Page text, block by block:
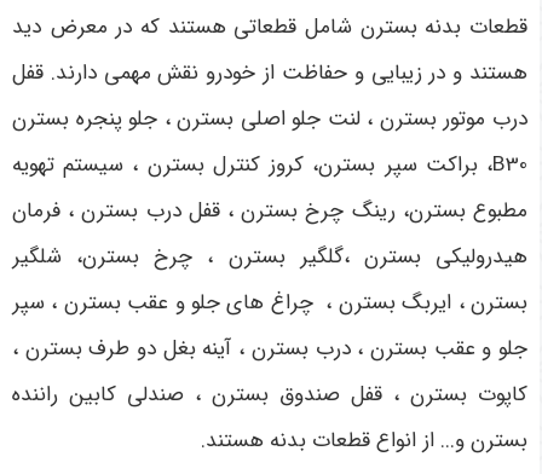
قطعات بدنه بسترن شامل قطعاتی هستند که در معرض دید
هستند و در زیبایی و حفاظت از خودرو نقش مهمی دارند. قفل
درب موتور بسترن ، لنت جلو اصلی بسترن ، جلو پنجره بسترن
B30، براکت سپر بسترن، کروز کنترل بسترن ، سیستم تهویه
مطبوع بسترن، رینگ چرخ بسترن ، قفل درب بسترن ، فرمان
هیدرولیکی بسترن ،گلگیر بسترن ، چرخ بسترن، شلگیر
بسترن ، ایربگ بسترن ، چراغ های جلو و عقب بسترن ، سپر
جلو و عقب بسترن ، درب بسترن ، آینه بغل دو طرف بسترن ،
کاپوت بسترن ، قفل صندوق بسترن ، صندلی کابین راننده
بسترن و... از انواع قطعات بدنه هستند.